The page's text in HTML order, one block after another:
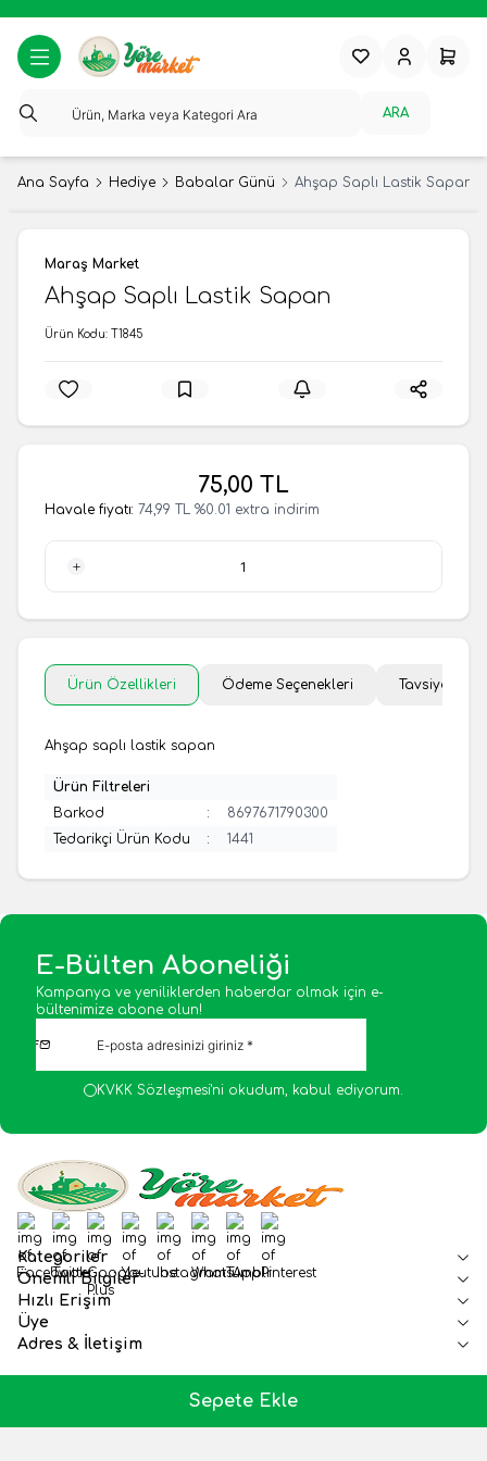
ARA
FavorilerimHesabım
Ana Sayfa Hediye Babalar Günü Ahşap Saplı Lastik Sapan
Maraş Market
Ahşap Saplı Lastik Sapan
Ürün Kodu: T1845
75,00 TL
Havale fiyatı: 74,99 TL %0.01 extra indirim
Sepete Ekle
Ürün Özellikleri Ödeme Seçenekleri Tavsiye Et
Ahşap saplı lastik sapan
Ürün Filtreleri
Barkod
:
8697671790300
Tedarikçi Ürün Kodu
: 1441
E-Bülten Aboneliği
Kampanya ve yeniliklerden haberdar olmak için e-
bültenimize abone olun!
KVKK Sözleşmesi'ni okudum, kabul ediyorum.
Facebook
TwitterGoogle-Plus
YoutubeInstagram
WhatsApp
TumblrPinterest
Kategoriler
Önemli Bilgiler
Hızlı Erişim
Üye
Adres & İletişim